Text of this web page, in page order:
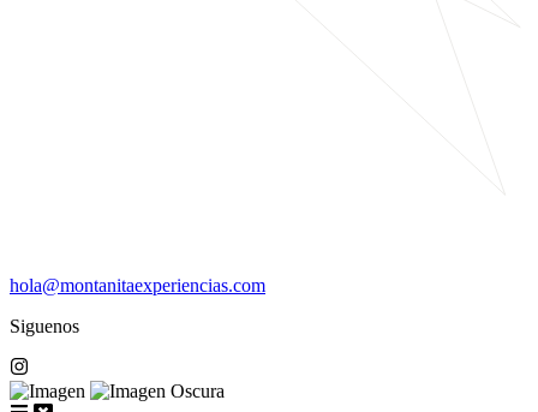
hola@montanitaexperiencias.com
Siguenos